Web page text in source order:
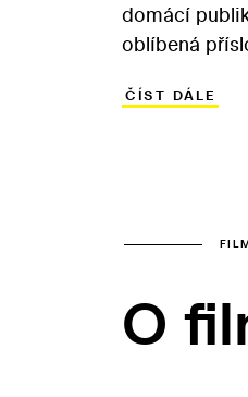
domácí
oblíbená
vztahy mezi
ČÍST DÁLE
O